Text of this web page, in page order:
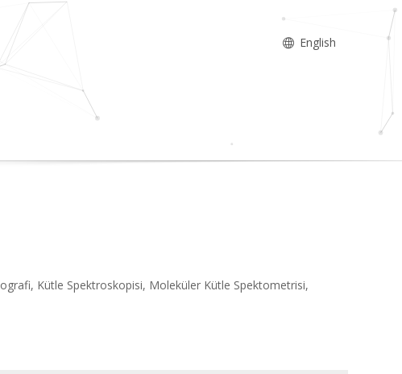
English
Kütle Spektroskopisi, Moleküler Kütle Spektometrisi,